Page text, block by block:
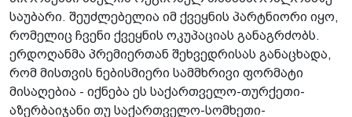
საუბარი. შეუძლებელია იმ ქვეყნის პარტნიორი იყო,
რომელიც ჩვენი ქვეყნის ოკუპაციას განაგრძობს.
ერდოღანმა პრემიერთან შეხვედრისას განაცხადა,
რომ მისთვის ნებისმიერი სამმხრივი ფორმატი
მისაღებია - იქნება ეს საქართველო-თურქეთი-
აზერბაიჯანი თუ საქართველო-სომხეთი-